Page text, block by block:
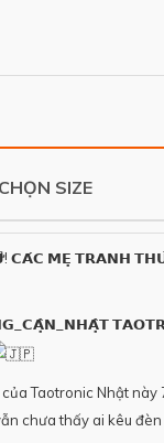
SIZE
𝗖𝗔́𝗖 𝗠𝗘̣ 𝗧𝗥𝗔𝗡𝗛
Taotronic Nhật này
chưa thấy ai kêu